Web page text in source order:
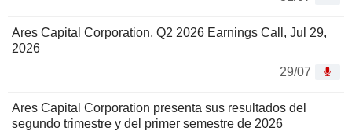
Ares Capital Corporation, Q2 2026 Earnings Call, Jul 29,
2026
29/07
Ares Capital Corporation presenta sus resultados del
segundo trimestre y del primer semestre de 2026